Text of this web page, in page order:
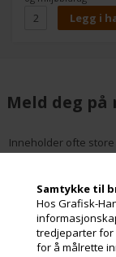
Samtykke til
Hos Grafisk-
tredjeparter for
for å målrette
Meld deg
Inneholder ofte